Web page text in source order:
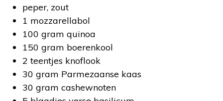
peper, zout
1 mozzarellabol
100 gram quinoa
150 gram boerenkool
2 teentjes knoflook
30 gram Parmezaanse kaas
30 gram cashewnoten